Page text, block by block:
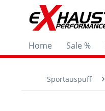
Home Sale %
Sportauspuff